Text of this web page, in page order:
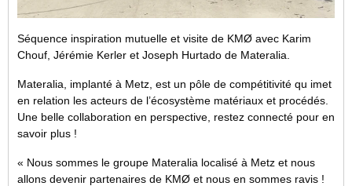
Séquence inspiration mutuelle et visite de KMØ avec Karim
Chouf, Jérémie Kerler et Joseph Hurtado de Materalia.
Materalia, implanté à Metz, est un pôle de compétitivité qu imet
en relation les acteurs de l’écosystème matériaux et procédés.
Une belle collaboration en perspective, restez connecté pour en
savoir plus !
« Nous sommes le groupe Materalia localisé à Metz et nous
allons devenir partenaires de KMØ et nous en sommes ravis !